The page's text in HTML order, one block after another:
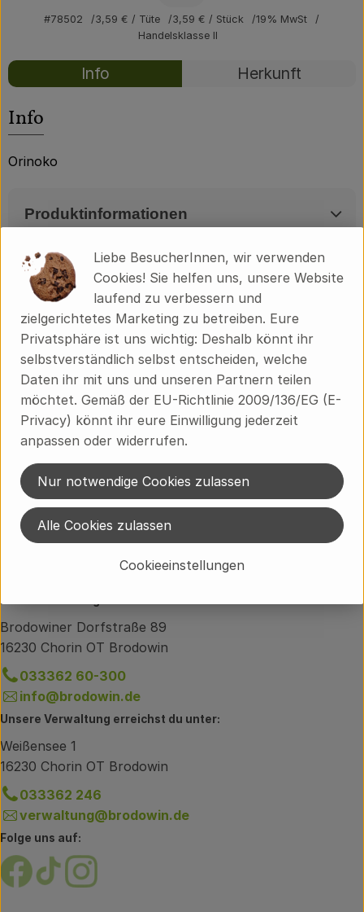
#78502 3,59 €/ Tüte 3,59 €/ Stück
19% MwSt
Handelsklasse II
Rezepte
Info Herkunft
Info
Orinoko
Produktinformationen
Produktdatenblatt
Herkunft
Hersteller: BIN
Deutschland
Bingenheimer Saatgut
Du hast eine Frage zum Lieferservice?
Brodowiner Dorfstraße 89
16230 Chorin OT Brodowin
033362 60-300
info@brodowin.de
Unsere Verwaltung erreichst du unter:
Weißensee 1
16230 Chorin OT Brodowin
033362 246
verwaltung@brodowin.de
Folge uns auf:
Externer Link zu https://www.facebook.com/
Externer Link zu https://www.tiktok.com/
Externer Link zu https://
Liebe BesucherInnen, wir verwenden
Cookies! Sie helfen uns, unsere Website
laufend zu verbessern und
zielgerichtetes Marketing zu betreiben. Eure
Privatsphäre ist uns wichtig: Deshalb könnt ihr
selbstverständlich selbst entscheiden, welche
Daten ihr mit uns und unseren Partnern teilen
möchtet. Gemäß der EU-Richtlinie 2009/136/EG (E-
Privacy) könnt ihr eure Einwilligung jederzeit
anpassen oder widerrufen.
Cookieeinstellungen
Nur notwendige Cookies zulassen
Alle Cookies zulassen